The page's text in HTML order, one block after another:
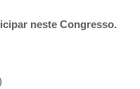
neste Congresso.